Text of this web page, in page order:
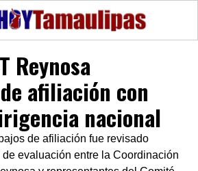
Reynosa
afiliación con
nacional
de afiliación fue revisado
evaluación entre la Coordinación